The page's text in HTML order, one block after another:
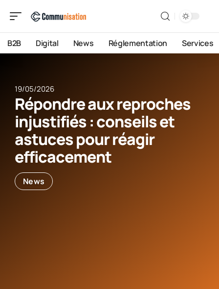
B2B Digital News Réglementation Services
19/05/2026
Répondre aux reproches
injustifiés : conseils et
astuces pour réagir
efficacement
News